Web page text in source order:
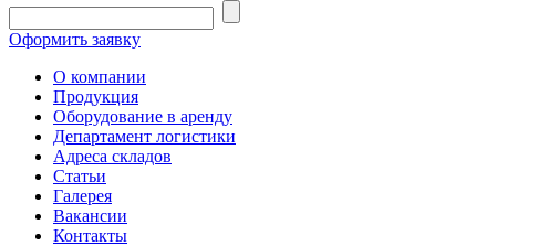
Оформить заявку
О компании
Продукция
Оборудование в аренду
Департамент логистики
Адреса складов
Статьи
Галерея
Вакансии
Контакты